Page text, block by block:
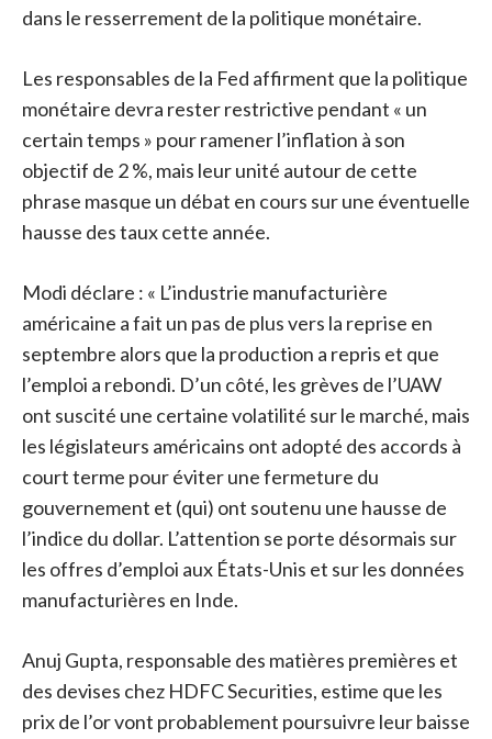
dans le resserrement de la politique monétaire.
Les responsables de la Fed affirment que la politique
monétaire devra rester restrictive pendant « un
certain temps » pour ramener l’inflation à son
objectif de 2 %, mais leur unité autour de cette
phrase masque un débat en cours sur une éventuelle
hausse des taux cette année.
Modi déclare : « L’industrie manufacturière
américaine a fait un pas de plus vers la reprise en
septembre alors que la production a repris et que
l’emploi a rebondi. D’un côté, les grèves de l’UAW
ont suscité une certaine volatilité sur le marché, mais
les législateurs américains ont adopté des accords à
court terme pour éviter une fermeture du
gouvernement et (qui) ont soutenu une hausse de
l’indice du dollar. L’attention se porte désormais sur
les offres d’emploi aux États-Unis et sur les données
manufacturières en Inde.
Anuj Gupta, responsable des matières premières et
des devises chez HDFC Securities, estime que les
prix de l’or vont probablement poursuivre leur baisse